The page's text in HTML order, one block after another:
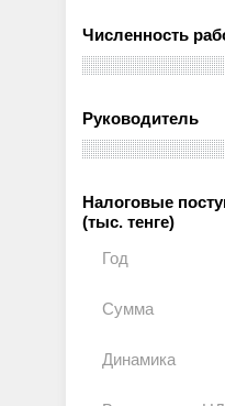
Численность
Руководитель
Налоговые
(тыс. тенге)